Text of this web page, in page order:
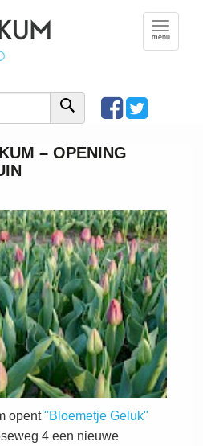
Toggle
navigation
menu
– OPENING
opent"Bloemetje Geluk"
4 een nieuwe